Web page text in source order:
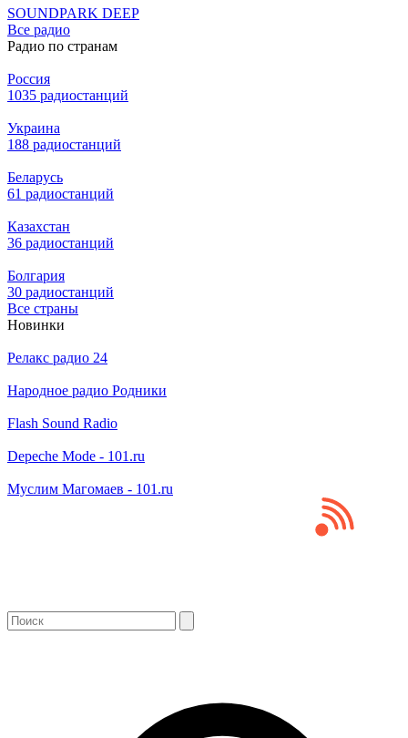
SOUNDPARK DEEP
Все радио
Радио по странам
Россия
1035 радиостанций
Украина
188 радиостанций
Беларусь
61 радиостанций
Казахстан
36 радиостанций
Болгария
30 радиостанций
Все страны
Новинки
Релакс радио 24
Народное радио Родники
Flash Sound Radio
Depeche Mode - 101.ru
Муслим Магомаев - 101.ru